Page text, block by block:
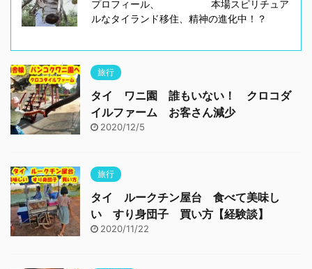
プロフィール、 本場スピリチュア
ルなタイランド移住、精神の進化中！？
旅行
タイ ワニ園 誰もいない！ クロコダ
イルファーム お客さん減少
2020/12/5
旅行
タイ ルークチン屋台 食べて美味し
い すり身団子 買い方【経験談】
2020/11/22